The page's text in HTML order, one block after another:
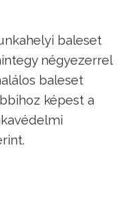
baleset
négyezerrel
baleset
képest a